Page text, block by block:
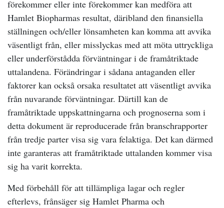
förekommer eller inte förekommer kan medföra att
Hamlet Biopharmas resultat, däribland den finansiella
ställningen och/eller lönsamheten kan komma att avvika
väsentligt från, eller misslyckas med att möta uttryckliga
eller underförstådda förväntningar i de framåtriktade
uttalandena. Förändringar i sådana antaganden eller
faktorer kan också orsaka resultatet att väsentligt avvika
från nuvarande förväntningar. Därtill kan de
framåtriktade uppskattningarna och prognoserna som i
detta dokument är reproducerade från branschrapporter
från tredje parter visa sig vara felaktiga. Det kan därmed
inte garanteras att framåtriktade uttalanden kommer visa
sig ha varit korrekta.
Med förbehåll för att tillämpliga lagar och regler
efterlevs, frånsäger sig Hamlet Pharma och